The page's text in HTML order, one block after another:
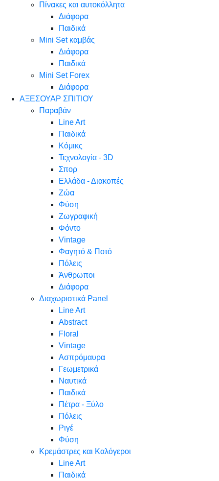
Πίνακες και αυτοκόλλητα
Διάφορα
Παιδικά
Mini Set καμβάς
Διάφορα
Παιδικά
Mini Set Forex
Διάφορα
ΑΞΕΣΟΥΑΡ ΣΠΙΤΙΟΥ
Παραβάν
Line Art
Παιδικά
Κόμικς
Τεχνολογία - 3D
Σπορ
Ελλάδα - Διακοπές
Ζώα
Φύση
Ζωγραφική
Φόντο
Vintage
Φαγητό & Ποτό
Πόλεις
Άνθρωποι
Διάφορα
Διαχωριστικά Panel
Line Art
Abstract
Floral
Vintage
Ασπρόμαυρα
Γεωμετρικά
Ναυτικά
Παιδικά
Πέτρα - Ξύλο
Πόλεις
Ριγέ
Φύση
Κρεμάστρες και Καλόγεροι
Line Art
Παιδικά